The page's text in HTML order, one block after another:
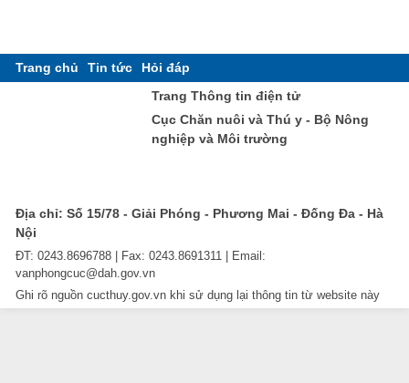
Trang chủ Tin tức
Hỏi đáp
Trang Thông tin điện tử
Cục Chăn nuôi và Thú y - Bộ Nông
nghiệp và Môi trường
Địa chỉ: Số 15/78 - Giải Phóng - Phương Mai - Đống Đa - Hà
Nội
ĐT: 0243.8696788 | Fax: 0243.8691311 | Email:
vanphongcuc@dah.gov.vn
Ghi rõ nguồn cucthuy.gov.vn khi sử dụng lại thông tin từ website này